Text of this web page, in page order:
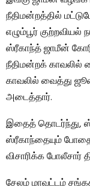
நீதிமன்றத்தில்
எழும்பூர்
ஸ்ரீகாந்த் ஜாமீன்
நீதிமன்றக் காவலில்
காவலில் வைத்து
அடைத்தார்.
இதைத் தொடர்ந்து,
ஸ்ரீகாந்தையும்
விசாரிக்க போலீசார்
சேலம் மாவட்டம்